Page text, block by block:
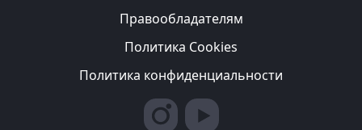
Правообладателям
Политика Cookies
Политика конфиденциальности